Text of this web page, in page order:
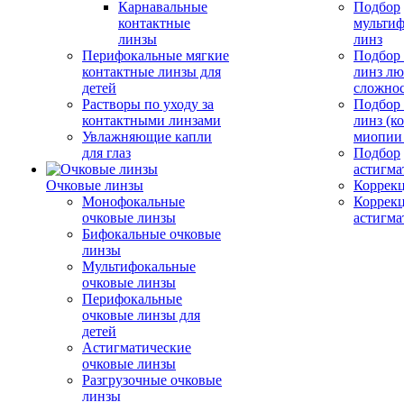
Карнавальные
контактные
линзы
Перифокальные мягкие
контактные линзы для
детей
Растворы по уходу за
контактными линзами
Увлажняющие капли
для глаз
Очковые линзы
Монофокальные
очковые линзы
Бифокальные очковые
линзы
Мультифокальные
очковые линзы
Перифокальные
очковые линзы для
детей
Астигматические
очковые линзы
Разгрузочные очковые
линзы
Подбор
линз
Подбор
линз
Подбор
линз
миопии
Подбор